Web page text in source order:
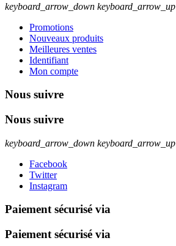
keyboard_arrow_down keyboard_arrow_up
Promotions
Nouveaux produits
Meilleures ventes
Identifiant
Mon compte
Nous suivre
Nous suivre
keyboard_arrow_down keyboard_arrow_up
Facebook
Twitter
Instagram
Paiement sécurisé via
Paiement sécurisé via